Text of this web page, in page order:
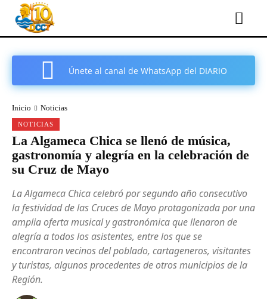
Únete al canal de WhatsApp del DIARIO
Inicio Noticias
NOTICIAS
La Algameca Chica se llenó de música,
gastronomía y alegría en la celebración de
su Cruz de Mayo
La Algameca Chica celebró por segundo año consecutivo
la festividad de las Cruces de Mayo protagonizada por una
amplia oferta musical y gastronómica que llenaron de
alegría a todos los asistentes, entre los que se
encontraron vecinos del poblado, cartageneros, visitantes
y turistas, algunos procedentes de otros municipios de la
Región.